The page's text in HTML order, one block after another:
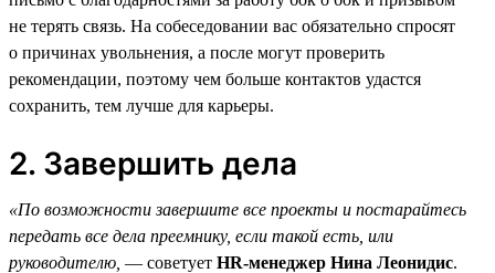
не терять связь. На собеседовании вас обязательно спросят
о причинах увольнения, а после могут проверить
рекомендации, поэтому чем больше контактов удастся
сохранить, тем лучше для карьеры.
2. Завершить дела
«По возможности завершите все проекты и постарайтесь
передать все дела преемнику, если такой есть, или
руководителю, — советует HR-менеджер Нина Леонидис.